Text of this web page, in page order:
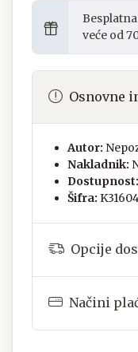
veće od
Osnovne
Autor:
Nakladnik:
Dostupnost:
Šifra:
Opcije
Načini